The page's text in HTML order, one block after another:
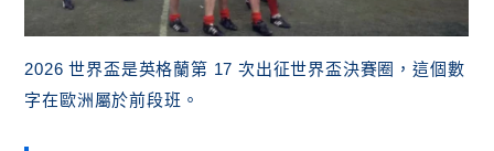
2026 世界盃是英格蘭第 17 次出征世界盃決賽圈，這個數
字在歐洲屬於前段班。